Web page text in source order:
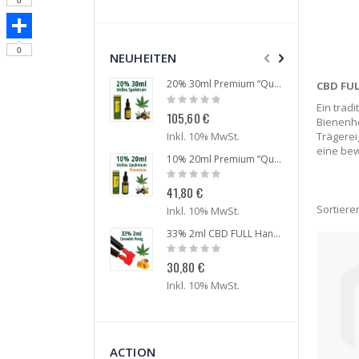
Share
0
CBD
Ein
eine
NEUHEITEN
20% 30ml Premium “Queen Victoria” Hanf Öl
Rating:
0%
105,60 €
Inkl. 10% MwSt.
10% 20ml Premium “Queen Victoria” Hanf Öl
Rating:
0%
41,80 €
Inkl. 10% MwSt.
33% 2ml CBD FULL Hanf Honig
Rating:
0%
30,80 €
Inkl. 10% MwSt.
0%
ACTION